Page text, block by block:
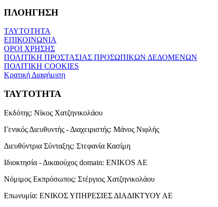
ΠΛΟΗΓΗΣΗ
ΤΑΥΤΟΤΗΤΑ
ΕΠΙΚΟΙΝΩΝΙΑ
ΟΡΟΙ ΧΡΗΣΗΣ
ΠΟΛΙΤΙΚΗ ΠΡΟΣΤΑΣΙΑΣ ΠΡΟΣΩΠΙΚΩΝ ΔΕΔΟΜΕΝΩΝ
ΠΟΛΙΤΙΚΗ COOKIES
Κρατική Διαφήμιση
ΤΑΥΤΟΤΗΤΑ
Εκδότης: Νίκος Χατζηνικολάου
Γενικός Διευθυντής - Διαχειριστής: Μάνος Νιφλής
Διευθύντρια Σύνταξης: Στεφανία Κασίμη
Ιδιοκτησία - Δικαιούχος domain: ENIKOS AE
Νόμιμος Εκπρόσωπος: Στέργιος Χατζηνικολάου
Επωνυμία: ΕΝΙΚΟΣ ΥΠΗΡΕΣΙΕΣ ΔΙΑΔΙΚΤΥΟΥ ΑΕ